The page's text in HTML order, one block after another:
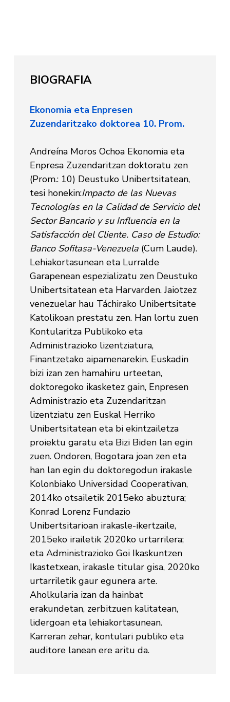
BIOGRAFIA
Ekonomia eta Enpresen
Zuzendaritzako doktorea 10. Prom.
Andreína Moros Ochoa Ekonomia eta
Enpresa Zuzendaritzan doktoratu zen
(Prom.: 10) Deustuko Unibertsitatean,
tesi honekin:Impacto de las Nuevas
Tecnologías en la Calidad de Servicio del
Sector Bancario y su Influencia en la
Satisfacción del Cliente. Caso de Estudio:
Banco Sofitasa-Venezuela (Cum Laude).
Lehiakortasunean eta Lurralde
Garapenean espezializatu zen Deustuko
Unibertsitatean eta Harvarden. Jaiotzez
venezuelar hau Táchirako Unibertsitate
Katolikoan prestatu zen. Han lortu zuen
Kontularitza Publikoko eta
Administrazioko lizentziatura,
Finantzetako aipamenarekin. Euskadin
bizi izan zen hamahiru urteetan,
doktoregoko ikasketez gain, Enpresen
Administrazio eta Zuzendaritzan
lizentziatu zen Euskal Herriko
Unibertsitatean eta bi ekintzailetza
proiektu garatu eta Bizi Biden lan egin
zuen. Ondoren, Bogotara joan zen eta
han lan egin du doktoregodun irakasle
Kolonbiako Universidad Cooperativan,
2014ko otsailetik 2015eko abuztura;
Konrad Lorenz Fundazio
Unibertsitarioan irakasle-ikertzaile,
2015eko irailetik 2020ko urtarrilera;
eta Administrazioko Goi Ikaskuntzen
Ikastetxean, irakasle titular gisa, 2020ko
urtarriletik gaur egunera arte.
Aholkularia izan da hainbat
erakundetan, zerbitzuen kalitatean,
lidergoan eta lehiakortasunean.
Karreran zehar, kontulari publiko eta
auditore lanean ere aritu da.